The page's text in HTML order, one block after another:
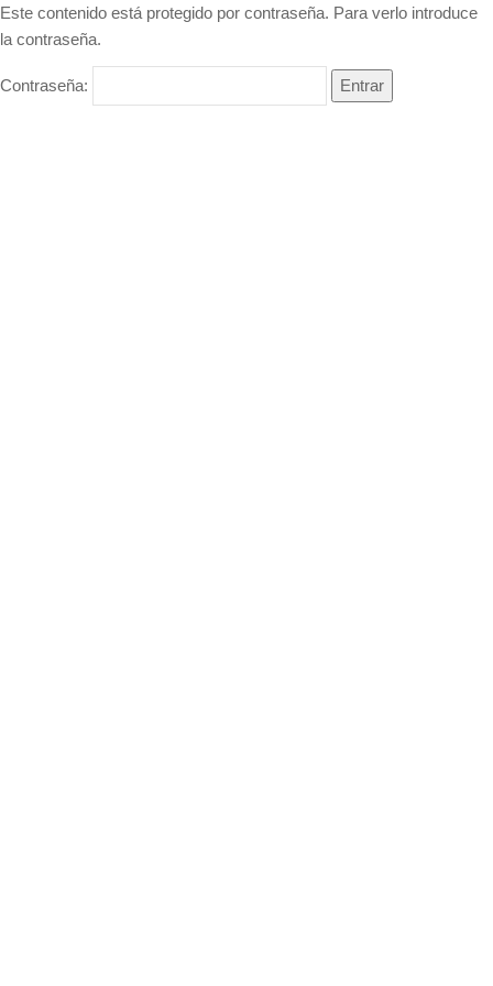
Este contenido está protegido por contraseña. Para verlo introduce
la contraseña.
Contraseña: